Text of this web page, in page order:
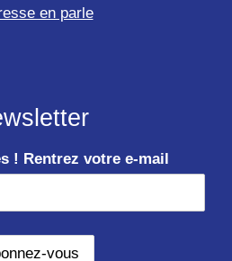
en parle
! Rentrez votre e-mail